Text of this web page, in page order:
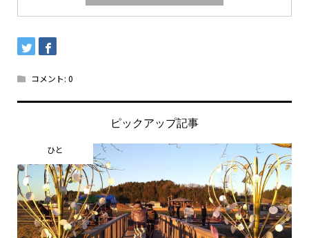
コメント: 0
ピックアップ記事
ひと